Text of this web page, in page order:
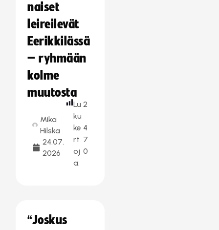
naiset
leireilevät
Eerikkilässä
– ryhmään
kolme
muutosta
Mika
Hilska
24.07.
2026
Lu
ku
ke
rt
oj
a:
2
4
7
0
“Joskus